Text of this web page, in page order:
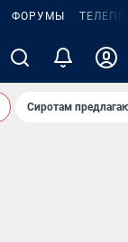
ФОРУМЫ
Сиротам